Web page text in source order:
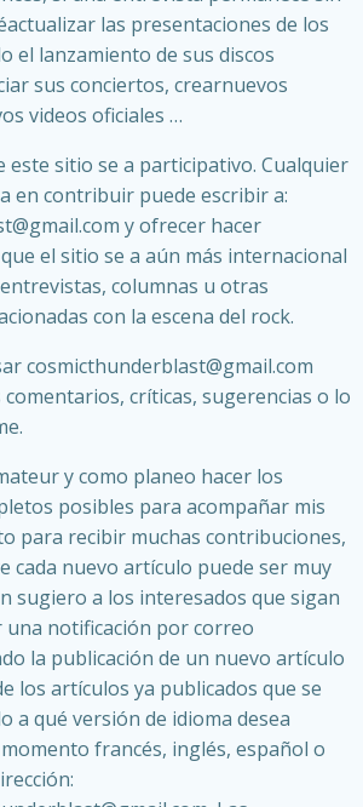
las presentaciones de los
el lanzamiento de sus discos
sus conciertos, crearnuevos
videos oficiales …
este sitio se a participativo. Cualquier
en contribuir puede escribir a:
y ofrecer hacer
el sitio se a aún más internacional
columnas u otras
con la escena del rock.
cosmicthunderblast@gmail.com
críticas, sugerencias o lo
y como planeo hacer los
posibles para acompañar mis
para recibir muchas contribuciones,
cada nuevo artículo puede ser muy
sugiero a los interesados que sigan
notificación por correo
la publicación de un nuevo artículo
los artículos ya publicados que se
a qué versión de idioma desea
francés, inglés, español o